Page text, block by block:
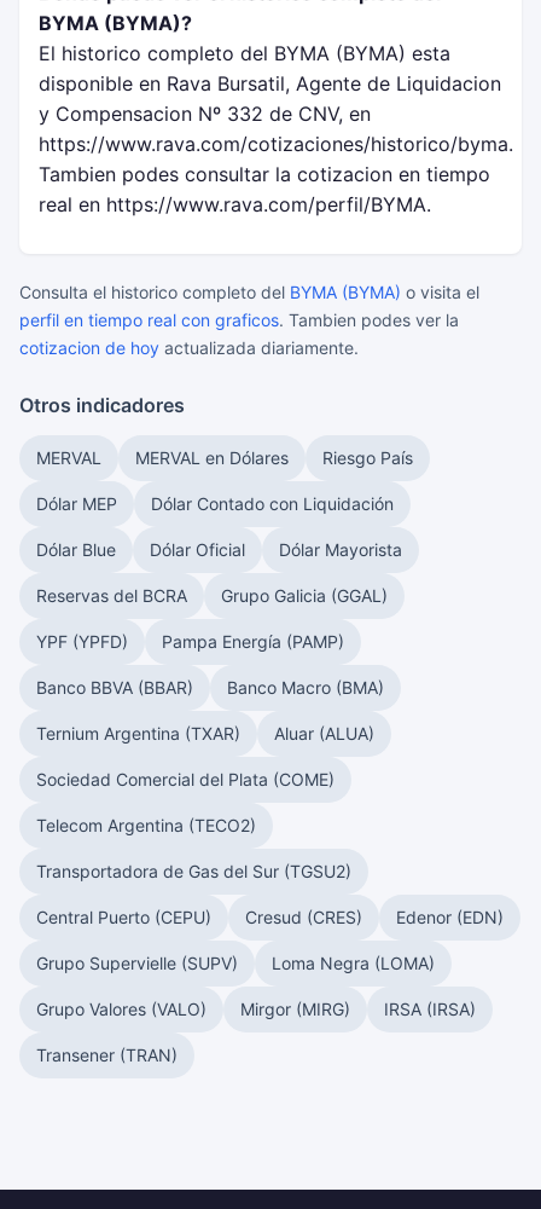
BYMA (BYMA)?
El historico completo del BYMA (BYMA) esta
disponible en Rava Bursatil, Agente de Liquidacion
y Compensacion Nº 332 de CNV, en
https://www.rava.com/cotizaciones/historico/byma.
Tambien podes consultar la cotizacion en tiempo
real en https://www.rava.com/perfil/BYMA.
Consulta el historico completo del BYMA (BYMA) o visita el
perfil en tiempo real con graficos. Tambien podes ver la
cotizacion de hoy actualizada diariamente.
Otros indicadores
MERVAL MERVAL en Dólares Riesgo País
Dólar MEP Dólar Contado con Liquidación
Dólar Blue Dólar Oficial Dólar Mayorista
Reservas del BCRA Grupo Galicia (GGAL)
YPF (YPFD) Pampa Energía (PAMP)
Banco BBVA (BBAR) Banco Macro (BMA)
Ternium Argentina (TXAR) Aluar (ALUA)
Sociedad Comercial del Plata (COME)
Telecom Argentina (TECO2)
Transportadora de Gas del Sur (TGSU2)
Central Puerto (CEPU) Cresud (CRES) Edenor (EDN)
Grupo Supervielle (SUPV) Loma Negra (LOMA)
Grupo Valores (VALO) Mirgor (MIRG) IRSA (IRSA)
Transener (TRAN)